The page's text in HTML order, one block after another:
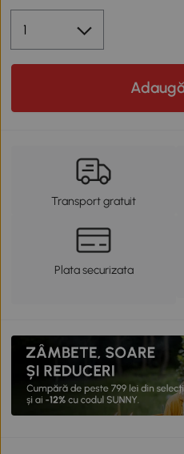
Transport gratuit
Plata securizata